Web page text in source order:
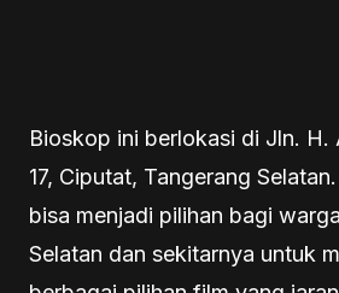
Bioskop ini berlokasi di Jln. H.
17, Ciputat, Tangerang
bisa menjadi pilihan bagi
Selatan dan sekitarnya untuk